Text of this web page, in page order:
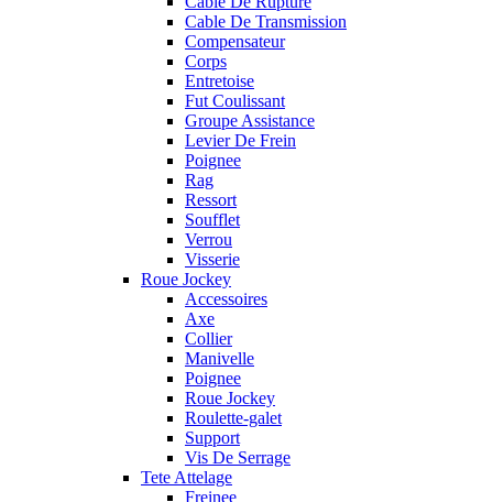
Cable De Transmission
Compensateur
Corps
Entretoise
Fut Coulissant
Groupe Assistance
Levier De Frein
Poignee
Rag
Ressort
Soufflet
Verrou
Visserie
Roue Jockey
Accessoires
Axe
Collier
Manivelle
Poignee
Roue Jockey
Roulette-galet
Support
Vis De Serrage
Tete Attelage
Freinee